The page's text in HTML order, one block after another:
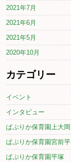
2021年7月
2021年6月
2021年5月
2020年10月
カテゴリー
イベント
インタビュー
ぱぷりか保育園上大岡
ぱぷりか保育園宮前平
ぱぷりか保育園平塚